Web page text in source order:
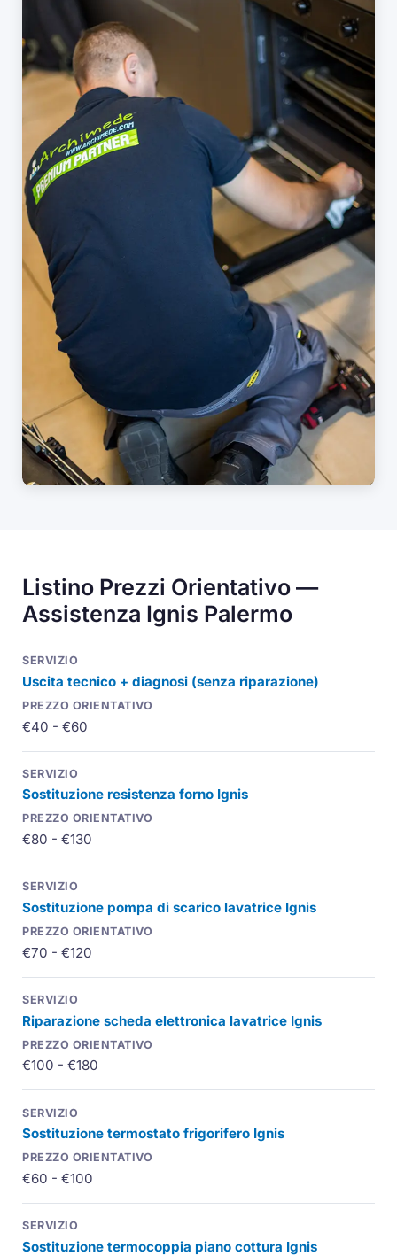
Listino Prezzi Orientativo —
Assistenza Ignis Palermo
Uscita tecnico + diagnosi (senza riparazione)
€40 - €60
Sostituzione resistenza forno Ignis
€80 - €130
Sostituzione pompa di scarico lavatrice Ignis
€70 - €120
Riparazione scheda elettronica lavatrice Ignis
€100 - €180
Sostituzione termostato frigorifero Ignis
€60 - €100
Sostituzione termocoppia piano cottura Ignis